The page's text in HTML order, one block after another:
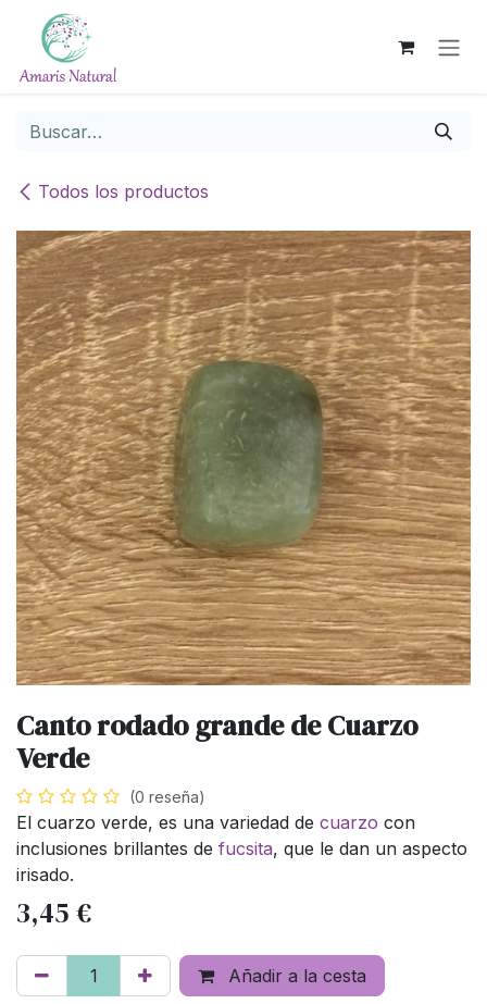
Ir al contenido
Todos los productos
Canto rodado grande de Cuarzo
Verde
(0 reseña)
El cuarzo verde, es una variedad de cuarzo con
inclusiones brillantes de fucsita, que le dan un aspecto
irisado.
3,45 €
Añadir a la cesta